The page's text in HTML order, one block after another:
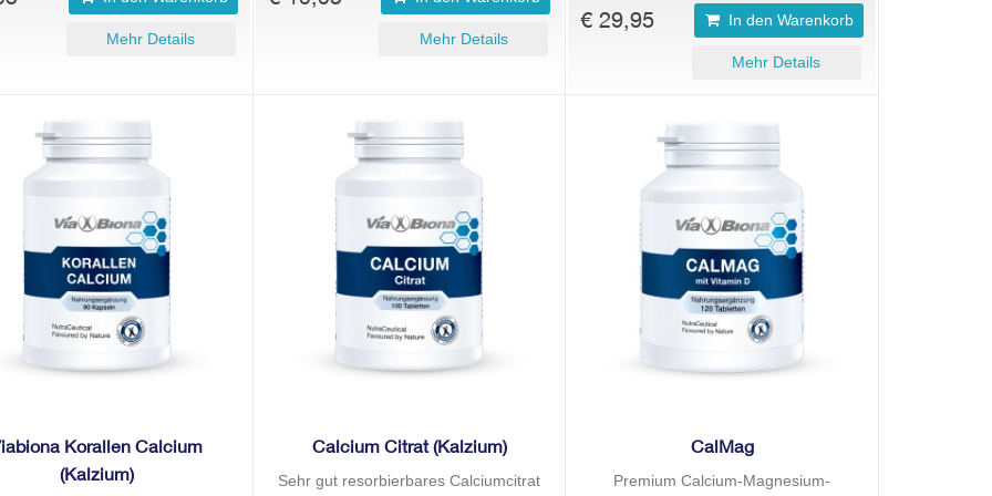
Mehr Details Mehr Details
In den Warenkorb
Mehr Details
€ 29,95
Korallen Calcium
(Kalzium)
Calcium Citrat (Kalzium)
Sehr gut resorbierbares Calciumcitrat
CalMag
Premium Calcium-Magnesium-